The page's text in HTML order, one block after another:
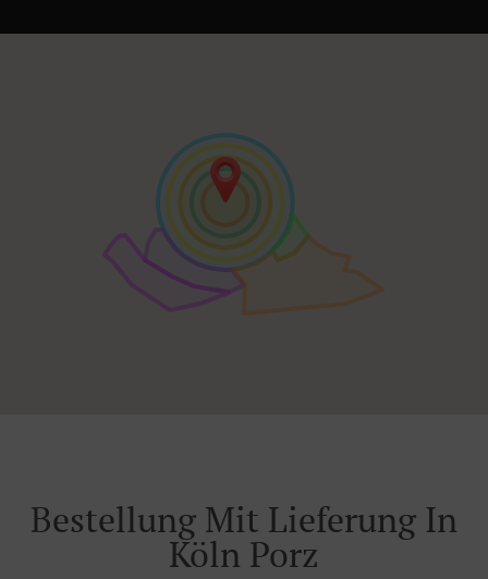
Bestellung Mit Lieferung In
Köln Porz